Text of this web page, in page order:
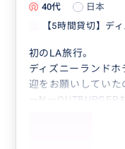
40代
日本
【5時間貸切】デ
初のLA旅行。
ディズニーランド
迎をお願いしてい
ーNー